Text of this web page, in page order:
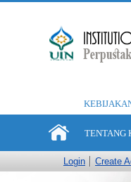
TENTANG
Login Create